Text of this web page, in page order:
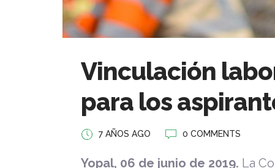
Vinculación
para los
7 AÑOS AGO 0 COMMENTS
Yopal, 06 de junio de 2019. La